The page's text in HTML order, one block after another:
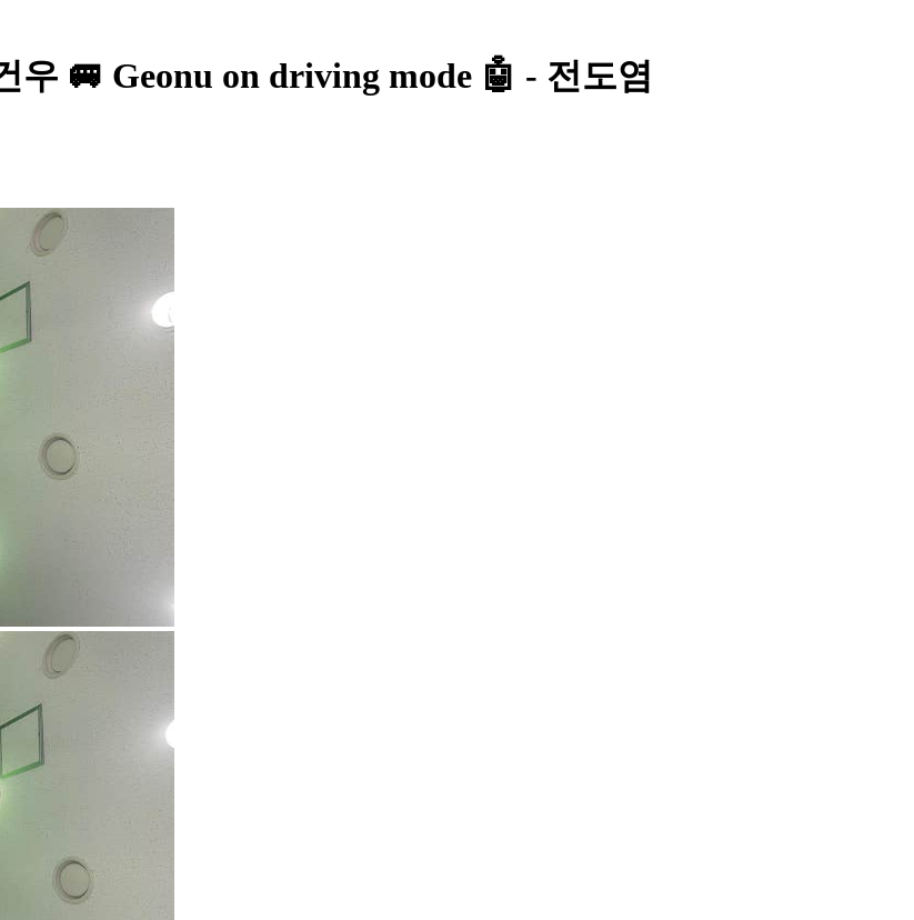
🚐 Geonu on driving mode 🤖 - 전도염